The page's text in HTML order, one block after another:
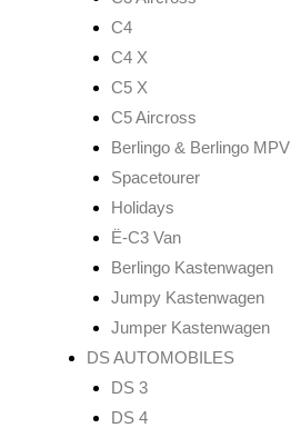
C4
C4 X
C5 X
C5 Aircross
Berlingo & Berlingo MPV
Spacetourer
Holidays
Ë-C3 Van
Berlingo Kastenwagen
Jumpy Kastenwagen
Jumper Kastenwagen
DS AUTOMOBILES
DS 3
DS 4